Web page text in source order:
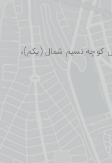
کوچه نسیم شمال (یکم)،